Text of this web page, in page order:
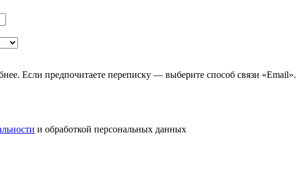
Если предпочитаете переписку — выберите способ связи «Email».
и обработкой персональных данных